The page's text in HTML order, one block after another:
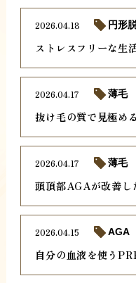
ストレスフリーな生
2026.04.18 円形
抜け毛の質で見極め
2026.04.17 薄毛
頭頂部AGAが改善し
2026.04.17 薄毛
自分の血液を使う
2026.04.15 AGA